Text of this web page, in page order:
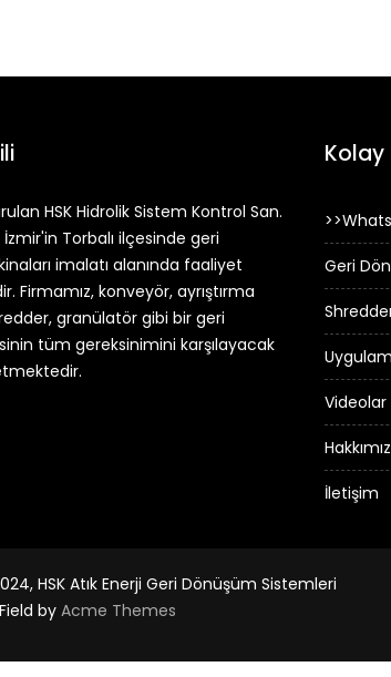
HSK Hidrolik Sistem Kontrol San.
Torbalı ilçesinde geri
imalatı alanında faaliyet
Firmamız, konveyör, ayrıştırma
granülatör gibi bir geri
tüm gereksinimini karşılayacak
Kolay
Geri
Videolar
İletişim
HSK Atık Enerji Geri Dönüşüm Sistemleri
by Acme Themes